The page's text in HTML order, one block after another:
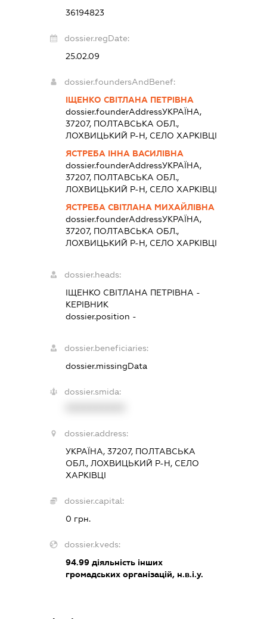
36194823
dossier.regDate:
25.02.09
dossier.foundersAndBenef:
ІЩЕНКО СВІТЛАНА ПЕТРІВНА
dossier.founderAddressУКРАЇНА,
37207, ПОЛТАВСЬКА ОБЛ.,
ЛОХВИЦЬКИЙ Р-Н, СЕЛО ХАРКІВЦІ
ЯСТРЕБА ІННА ВАСИЛІВНА
dossier.founderAddressУКРАЇНА,
37207, ПОЛТАВСЬКА ОБЛ.,
ЛОХВИЦЬКИЙ Р-Н, СЕЛО ХАРКІВЦІ
ЯСТРЕБА СВІТЛАНА МИХАЙЛІВНА
dossier.founderAddressУКРАЇНА,
37207, ПОЛТАВСЬКА ОБЛ.,
ЛОХВИЦЬКИЙ Р-Н, СЕЛО ХАРКІВЦІ
dossier.heads:
ІЩЕНКО СВІТЛАНА ПЕТРІВНА -
КЕРІВНИК
dossier.position -
dossier.beneficiaries:
dossier.missingData
dossier.smida:
dossier.address:
УКРАЇНА, 37207, ПОЛТАВСЬКА
ОБЛ., ЛОХВИЦЬКИЙ Р-Н, СЕЛО
ХАРКІВЦІ
dossier.capital:
0 грн.
dossier.kveds:
94.99діяльність інших
громадських організацій, н.в.і.у.